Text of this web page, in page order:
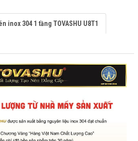
inox 304 1 tầng TOVASHU U8T1